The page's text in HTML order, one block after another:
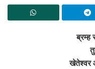
ब्रम्ह
खेतेश्वर